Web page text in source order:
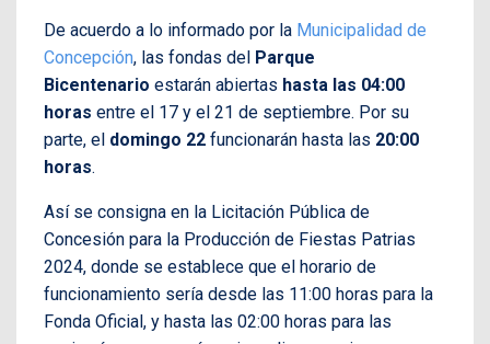
De acuerdo a lo informado por la Municipalidad de
Concepción, las fondas del Parque
Bicentenario estarán abiertas hasta las 04:00
horas entre el 17 y el 21 de septiembre. Por su
parte, el domingo 22 funcionarán hasta las 20:00
horas.
Así se consigna en la Licitación Pública de
Concesión para la Producción de Fiestas Patrias
2024, donde se establece que el horario de
funcionamiento sería desde las 11:00 horas para la
Fonda Oficial, y hasta las 02:00 horas para las